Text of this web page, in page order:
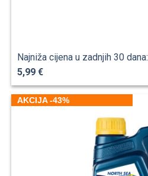
Najniža cijena u zadnjih 30 dana:
5,99 €
AKCIJA -43%